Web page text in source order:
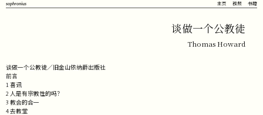
sophronius 主页 视频 书籍
谈做一个公教徒
Thomas Howard
谈做一个公教徒／旧金山依纳爵出版社
前言
1 喜讯
2 人是有宗教性的吗？
3 教会的合一
4 去教堂